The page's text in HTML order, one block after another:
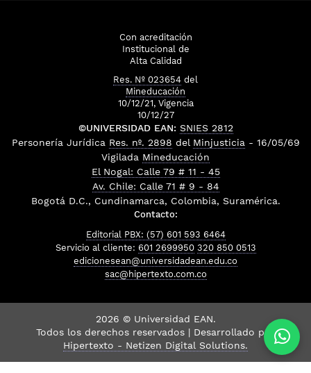
Con acreditación
Institucional de
Alta Calidad
Res. Nº 023654 del
Mineducación
10/12/21, Vigencia
10/12/27
©UNIVERSIDAD EAN: SNIES 2812
Personería Jurídica Res. nº. 2898 del Minjusticia - 16/05/69
Vigilada Mineducación
El Nogal: Calle 79 # 11 - 45
Av. Chile: Calle 71 # 9 - 84
Bogotá D.C., Cundinamarca, Colombia, Suramérica.
Contacto:
Editorial PBX: (57) 601 593 6464
Servicio al cliente: 601 2699950 320 850 0513
edicionesean@universidadean.edu.co
sac@hipertexto.com.co
2026 © Universidad EAN.
Todos los derechos reservados | Desarrollado por
Hipertexto - Netizen Digital Solutions.